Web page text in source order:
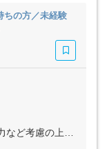
ちの方／未経験
～4万円）を含む ※超過分は別途全額支給